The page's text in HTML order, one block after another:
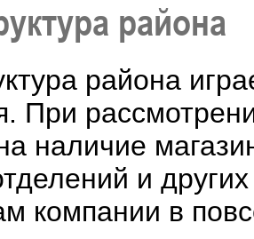
района
района
При
наличие
и
компании в